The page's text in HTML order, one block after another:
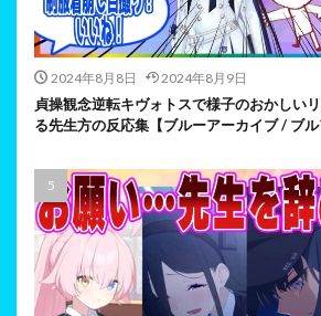
2024年8月8日 2024年8月9日
貞操観念逆転キヴォトスで様子のおかしい
る先生方の反応集【ブルーアーカイブ / ブル